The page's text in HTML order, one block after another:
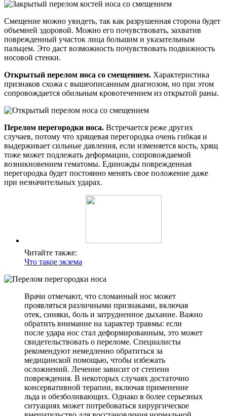
Смещение можно увидеть, так как разрушенная сторона будет
объемней здоровой. Можно его почувствовать, захватив
поврежденный участок лица большим и указательным
пальцем. Это даст возможность почувствовать подвижность
носовой стенки.
Открытый перелом носа со смещением. Характеристика
признаков схожа с вышеописанным диагнозом, но при этом
сопровождается обильным кровотечением из открытой раны.
Перелом перегородки носа. Встречается реже других
случаев, потому что хрящевая перегородка очень гибкая и
выдерживает сильные давления, если изменяется кость, хрящ
тоже может подлежать деформации, сопровождаемой
возникновением гематомы. Единожды поврежденная
перегородка будет постоянно менять свое положение даже
при незначительных ударах.
Читайте также:
Что такое экзема
Врачи отмечают, что сломанный нос может
проявляться различными признаками, включая
отек, синяки, боль и затрудненное дыхание. Важно
обратить внимание на характер травмы: если
после удара нос стал деформированным, это может
свидетельствовать о переломе. Специалисты
рекомендуют немедленно обратиться за
медицинской помощью, чтобы избежать
осложнений. Лечение зависит от степени
повреждения. В некоторых случаях достаточно
консервативной терапии, включая применение
льда и обезболивающих. Однако в более серьезных
ситуациях может потребоваться хирургическое